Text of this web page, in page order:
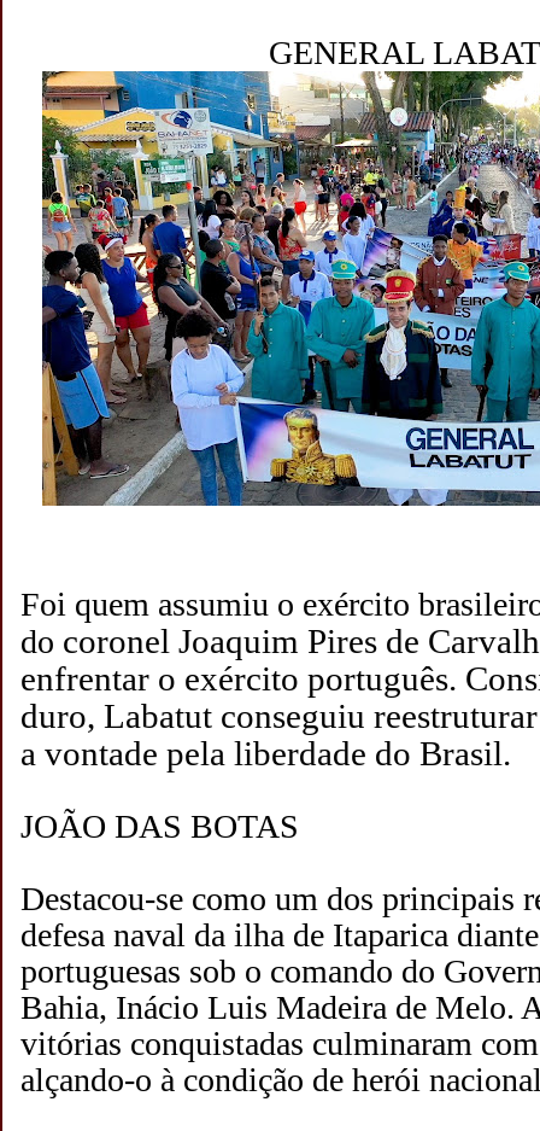
GENERAL
Foi quem assumiu o exército
do coronel Joaquim Pires de
enfrentar o exército português.
duro, Labatut conseguiu
a vontade pela liberdade do Brasil.
JOÃO DAS BOTAS
Destacou-se como um dos principais
defesa naval da ilha de Itaparica
portuguesas sob o comando do
Bahia, Inácio Luis Madeira de Melo.
vitórias conquistadas culminaram
alçando-o à condição de herói